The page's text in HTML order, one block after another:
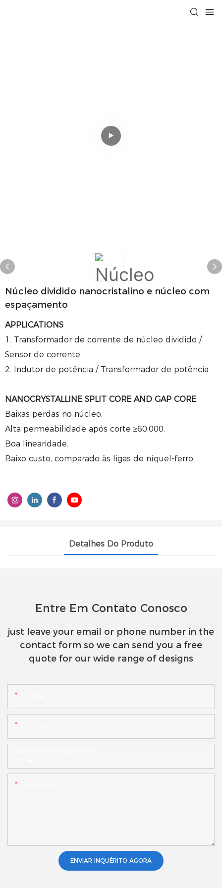
Núcleo dividido nanocristalino e núcleo com
espaçamento
APPLICATIONS
1. Transformador de corrente de núcleo dividido /
Sensor de corrente
2. Indutor de potência / Transformador de potência
NANOCRYSTALLINE SPLIT CORE AND GAP CORE
Baixas perdas no núcleo.
Alta permeabilidade após corte ≥60.000.
Boa linearidade.
Baixo custo, comparado às ligas de níquel-ferro.
Detalhes Do Produto
Entre Em Contato Conosco
just leave your email or phone number in the
contact form so we can send you a free
quote for our wide range of designs
ENVIAR INQUÉRITO AGORA